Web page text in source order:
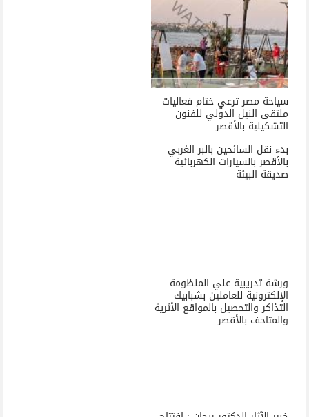
سياحة مصر ترعي ختام فعاليات
ملتقى النيل الدولي للفنون
التشكيلية بالأقصر
بدء نقل السائحين بالبر الغربي
بالأقصر بالسيارات الكهربائية
صديقة البيئة
ورشة تدريبية علي المنظومة
الإلكترونية للعاملين بشبابيك
التذاكر والتحصيل بالمواقع الأثرية
والمتاحف بالأقصر